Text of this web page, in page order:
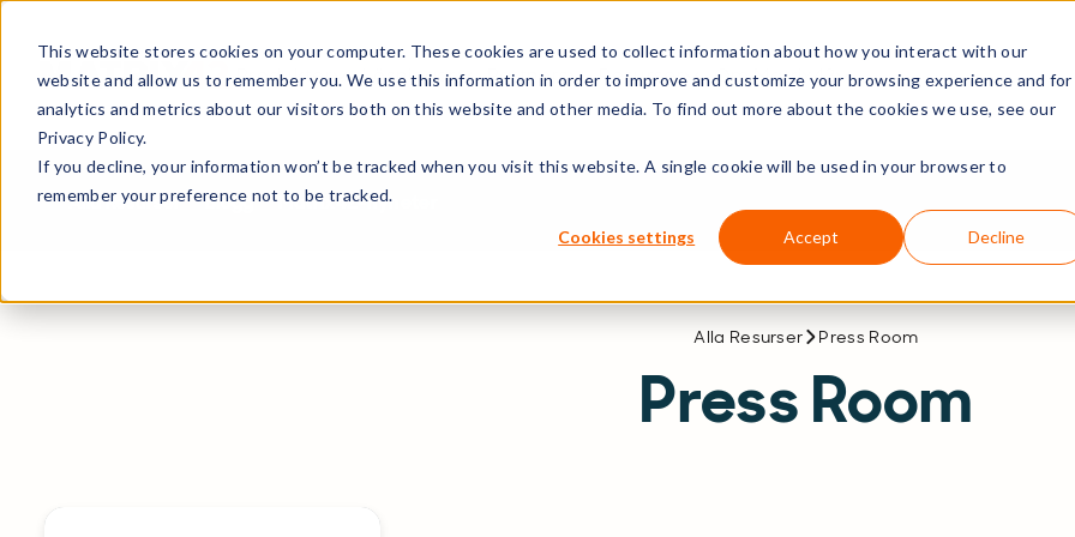
This website stores cookies on your computer. These cookies are used to collect information about how you interact with our
website and allow us to remember you. We use this information in order to improve and customize your browsing experience and for
analytics and metrics about our visitors both on this website and other media. To find out more about the cookies we use, see our
Privacy Policy.
If you decline, your information won’t be tracked when you visit this website. A single cookie will be used in your browser to
remember your preference not to be tracked.
Cookies settings Accept Decline
Produkter Lösningar Partners Resurser Om Matrix42
Alla Resurser Blogg Matrix42-nyheter
Alla Resurser Press Room
Press Room